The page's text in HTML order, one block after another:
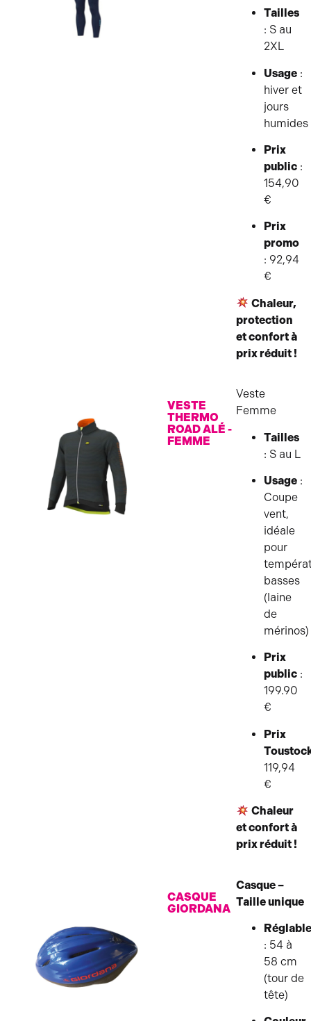
Tailles
: S au
2XL
Usage :
hiver et
jours
humides
Prix
public :
154,90
€
Prix
promo
: 92,94
€
Chaleur,
protection
et confort à
prix réduit !
VESTE
THERMO
ROAD ALÉ -
FEMME
Veste
Femme
Tailles
: S au L
Usage :
Coupe
vent,
idéale
pour
basses
(laine
de
mérinos)
Prix
public :
199.90
€
Prix
119,94
€
Chaleur
et confort à
prix réduit !
CASQUE
GIORDANA
Casque –
Taille unique
: 54 à
58 cm
(tour de
tête)